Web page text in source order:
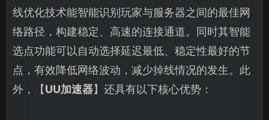
线优化技术能智能识别玩家与服务器之间的最佳网
络路径，构建稳定、高速的连接通道。同时其智能
选点功能可以自动选择延迟最低、稳定性最好的节
点，有效降低网络波动，减少掉线情况的发生。此
外，【UU加速器】还具有以下核心优势：